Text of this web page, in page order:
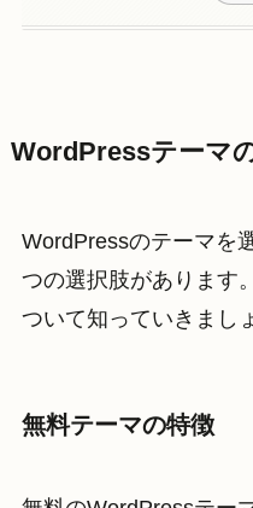
WordPressテーマ
WordPressのテーマを
つの選択肢があります
ついて知っていきまし
無料テーマの特徴